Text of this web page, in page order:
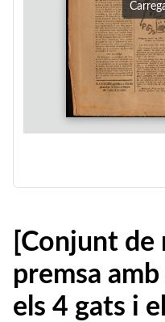
[Conjunt de
premsa
els 4 gats i